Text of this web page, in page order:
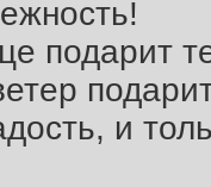
подарит
и